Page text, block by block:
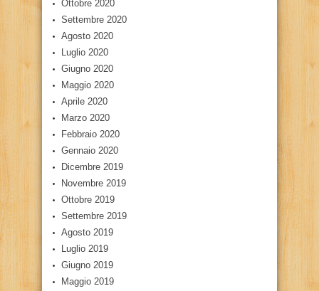
Ottobre 2020
Settembre 2020
Agosto 2020
Luglio 2020
Giugno 2020
Maggio 2020
Aprile 2020
Marzo 2020
Febbraio 2020
Gennaio 2020
Dicembre 2019
Novembre 2019
Ottobre 2019
Settembre 2019
Agosto 2019
Luglio 2019
Giugno 2019
Maggio 2019